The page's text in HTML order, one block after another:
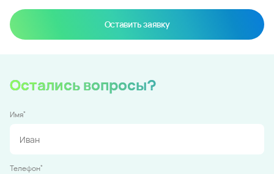
Оставить заявку
Остались вопросы?
Имя*
Телефон*